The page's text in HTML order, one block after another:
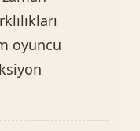
oyuncu